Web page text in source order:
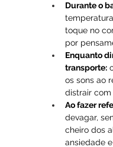
Durante o
toque no
por
Enquanto
transporte:
os sons ao
distrair com
Ao fazer
devagar,
cheiro dos
ansiedade